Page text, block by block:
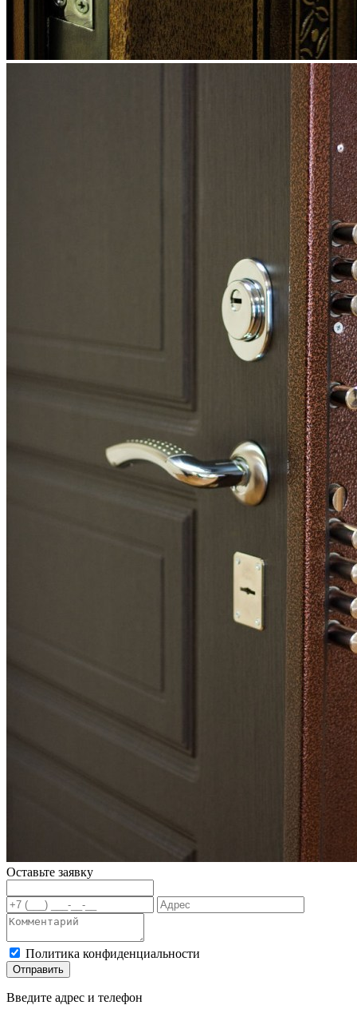
Оставьте заявку
Политика конфиденциальности
Отправить
Введите адрес и телефон